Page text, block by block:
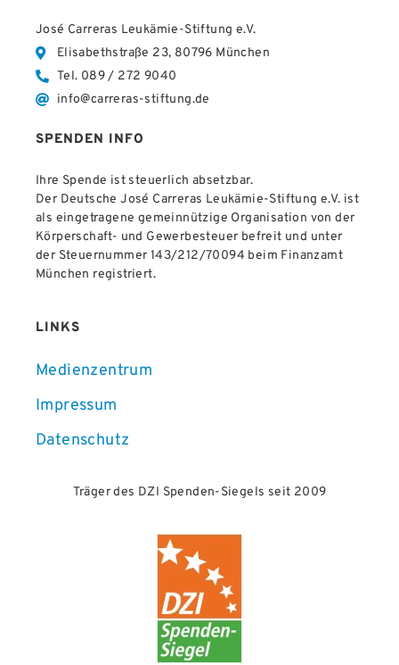
José Carreras Leukämie-Stiftung e.V.
Elisabethstraße 23, 80796 München
Tel. 089 / 272 9040
info@carreras-stiftung.de
SPENDEN INFO
Ihre Spende ist steuerlich absetzbar.
Der Deutsche José Carreras Leukämie-Stiftung e.V. ist
als eingetragene gemeinnützige Organisation von der
Körperschaft- und Gewerbesteuer befreit und unter
der Steuernummer 143/212/70094 beim Finanzamt
München registriert.
LINKS
Medienzentrum
Impressum
Datenschutz
Träger des DZI Spenden-Siegels seit 2009